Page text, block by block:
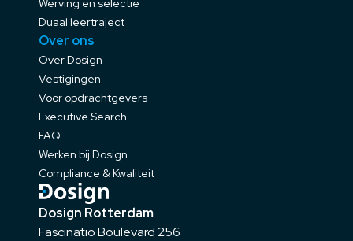
Werving en selectie
Duaal leertraject
Over ons
Over Dosign
Vestigingen
Voor opdrachtgevers
Executive Search
FAQ
Werken bij Dosign
Compliance & Kwaliteit
Dosign Rotterdam
Fascinatio Boulevard 256